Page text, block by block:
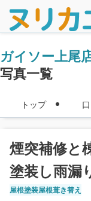
ガイソー上尾
写真一覧
トップ
煙突補修と
塗装し雨漏
屋根塗装屋根葺き替え